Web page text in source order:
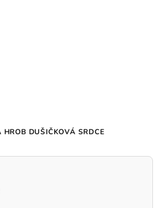
HROB DUŠIČKOVÁ SRDCE